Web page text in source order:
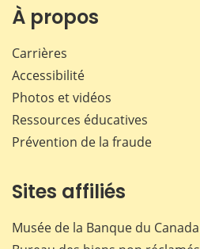
À propos
Carrières
Accessibilité
Photos et vidéos
Ressources éducatives
Prévention de la fraude
Sites affiliés
Musée de la Banque du Canada